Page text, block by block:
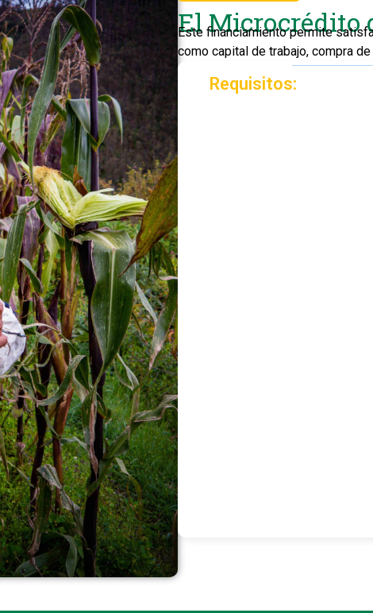
El Microcrédito
Este financiamiento permite
como capital de trabajo, compra
Requisitos: